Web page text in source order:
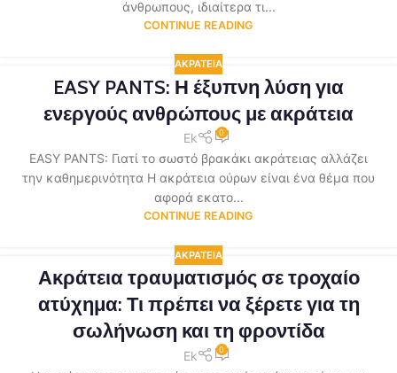
άνθρωπους, ιδιαίτερα τι...
CONTINUE READING
ΑΚΡΆΤΕΙΑ
EASY PANTS: Η έξυπνη λύση για
ενεργούς ανθρώπους με ακράτεια
Ek 0
EASY PANTS: Γιατί το σωστό βρακάκι ακράτειας αλλάζει
την καθημερινότητα Η ακράτεια ούρων είναι ένα θέμα που
αφορά εκατο...
CONTINUE READING
ΑΚΡΆΤΕΙΑ
Ακράτεια τραυματισμός σε τροχαίο
ατύχημα: Τι πρέπει να ξέρετε για τη
σωλήνωση και τη φροντίδα
Ek 0